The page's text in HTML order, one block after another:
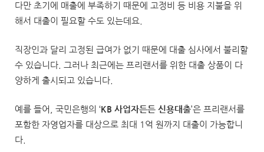
다만 초기에 매출에 부족하기 때문에 고정비 등 비용 지불을 위
해서 대출이 필요할 수도 있는데요.
직장인과 달리 고정된 급여가 없기 때문에 대출 심사에서 불리할
수 있습니다. 그러나 최근에는 프리랜서를 위한 대출 상품이 다
양하게 출시되고 있습니다.
예를 들어, 국민은행의 ‘ KB 사업자든든 신용대출’은 프리랜서를
포함한 자영업자를 대상으로 최대 1억 원까지 대출이 가능합니
다.